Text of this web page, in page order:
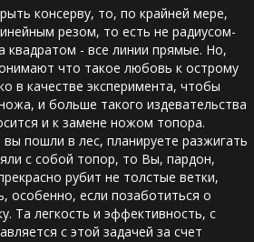
консерву, то, по крайней мере,
резом, то есть не радиусом-
квадратом - все линии прямые. Но,
что такое любовь к острому
в качестве эксперимента, чтобы
и больше такого издевательства
и к замене ножом топора.
пошли в лес, планируете разжигать
с собой топор, то Вы, пардон,
рубит не толстые ветки,
особенно, если позаботиться о
Та легкость и эффективность, с
с этой задачей за счет